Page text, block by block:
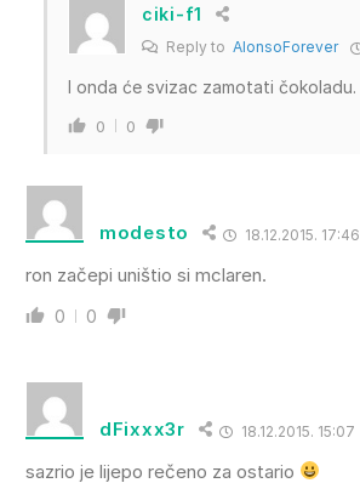
ciki-f1
Reply to AlonsoForever
I onda će svizac zamotati čokoladu.
0 0
modesto 18.12.2015. 17:46
ron začepi uništio si mclaren.
0 0
dFixxx3r 18.12.2015. 15:07
sazrio je lijepo rečeno za ostario